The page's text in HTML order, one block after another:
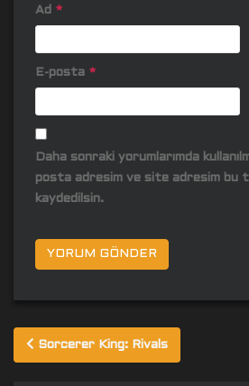
Ad *
E-posta *
Daha sonraki yorumlarımda
posta adresim ve site adresim bu
kaydedilsin.
Yazı
gezinmesi
Sorcerer King: Rivals